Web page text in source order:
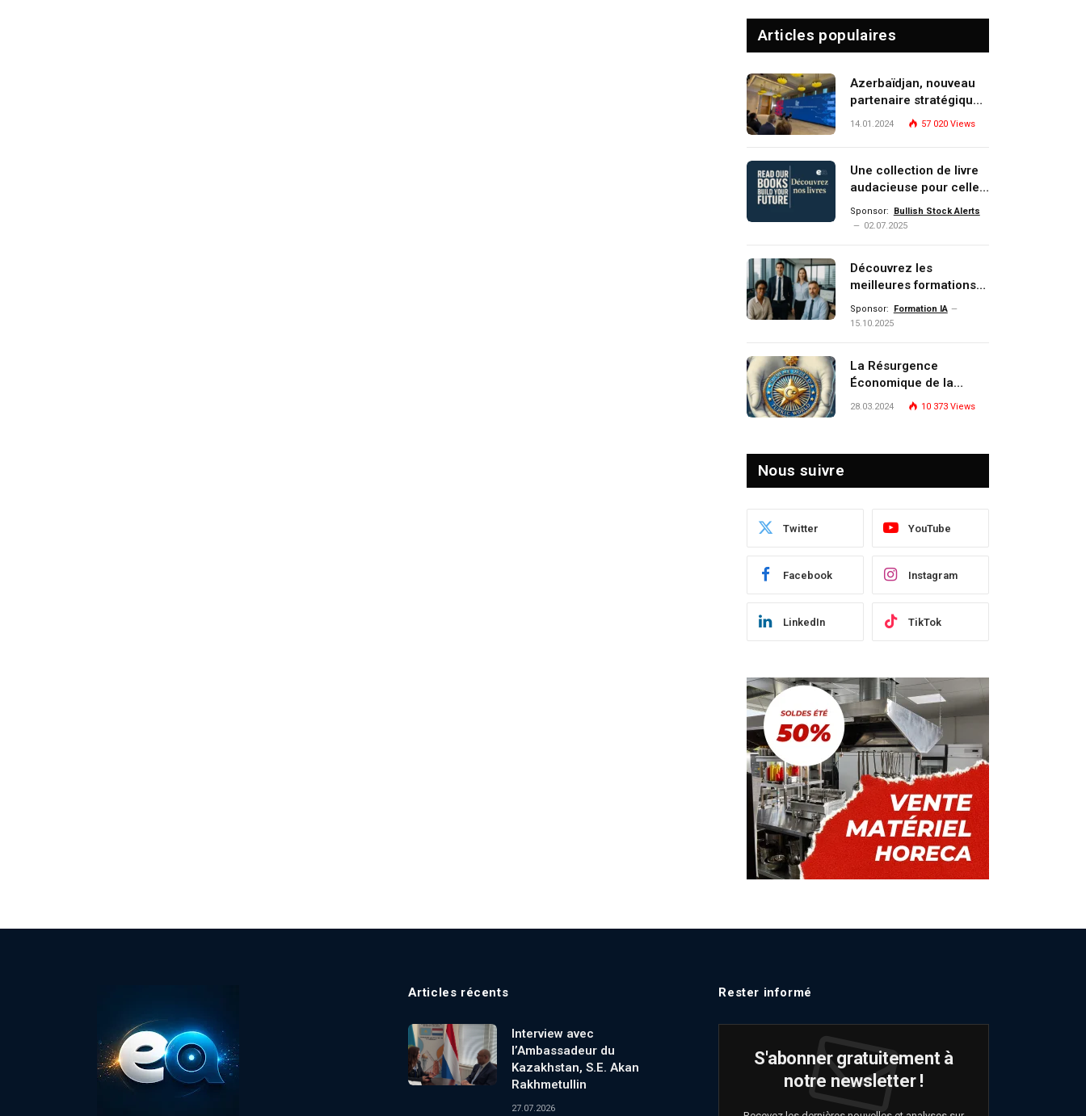
Articles populaires
Azerbaïdjan, nouveau
partenaire stratégique
de l’Union européenne
14.01.2024 57 020 Views
Une collection de livre
audacieuse pour celles
et ceux qui veulent
comprendre, investir et
Sponsor:
Bullish Stock Alerts
02.07.2025
Découvrez les
meilleures formations
Data, IA, automatisation
et investissement
écosystème d’experts
Sponsor:
Formation IA
15.10.2025
La Résurgence
Économique de la
Turquie : Naviguer dans
28.03.2024 10 373 Views
Nous suivre
Twitter YouTube
Facebook Instagram
LinkedIn TikTok
Articles récents
Interview avec
l’Ambassadeur du
Kazakhstan, S.E. Akan
Rakhmetullin
27.07.2026
Rester informé
S'abonner gratuitement à
notre newsletter !